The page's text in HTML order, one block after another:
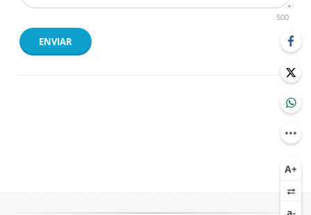
500
ENVIAR